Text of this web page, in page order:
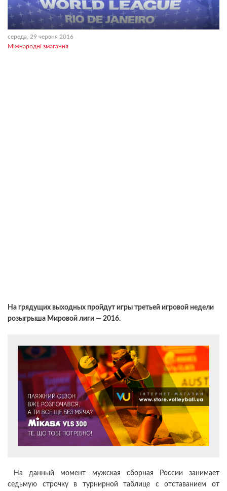
середа, 29 червня 2016
Міжнародні змагання
На грядущих выходных пройдут игры третьей игровой недели
розыгрыша Мировой лиги — 2016.
На данный момент мужская сборная России занимает
седьмую строчку в турнирной таблице с отставанием от